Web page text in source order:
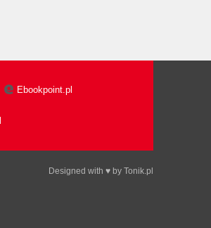
Ebookpoint.pl
Designed with ♥ by Tonik.pl